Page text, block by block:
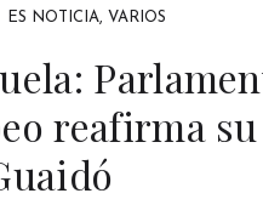
ES NOTICIA, VARIOS
reafirma